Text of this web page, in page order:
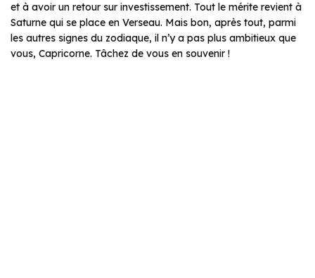
et à avoir un retour sur investissement. Tout le mérite revient à
Saturne qui se place en Verseau. Mais bon, après tout, parmi
les autres signes du zodiaque, il n’y a pas plus ambitieux que
vous, Capricorne. Tâchez de vous en souvenir !